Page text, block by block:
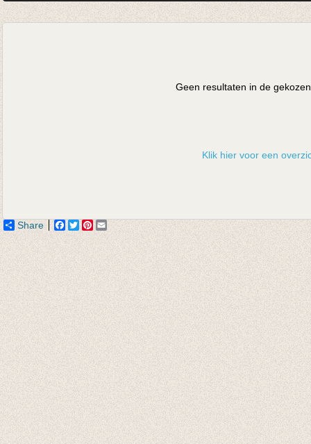
Geen resultaten in de
Klik hier voor een
Share Facebook
TwitterPinterest